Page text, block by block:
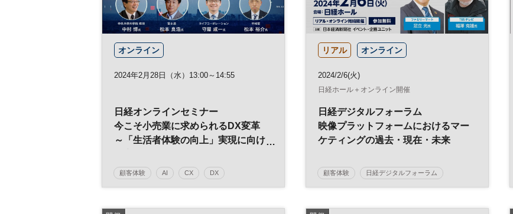
オンライン
2024年2月28日（水）13:00～14:55
日経オンラインセミナー
今こそ小売業に求められるDX変革
～「生活者体験の向上」実現に向け
顧客体験 AI CX DX
リアル オンライン
2024/2/6(火)
日経ホール＋オンライン開催
日経デジタルフォーラム
映像プラットフォームにおけるマー
ケティングの過去・現在・未来
顧客体験 日経デジタルフォーラム